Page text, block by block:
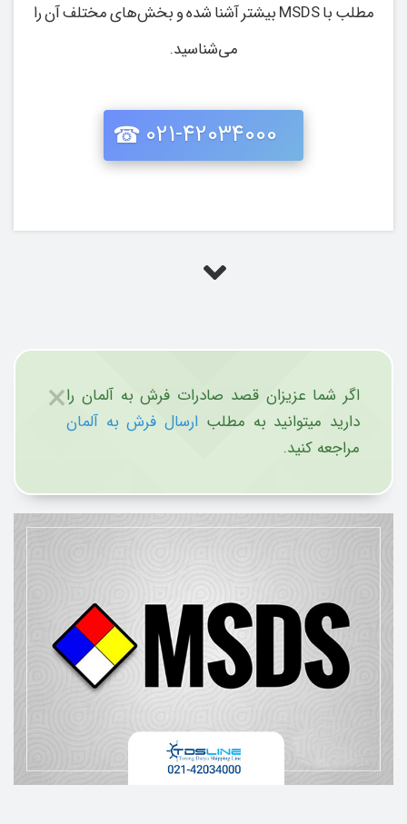
مطلب با MSDS بیشتر آشنا شده و بخش‌های مختلف آن را
می‌شناسید.
021-42034000
×اگر شما عزیزان قصد صادرات فرش به آلمان را
دارید میتوانید به مطلب ارسال فرش به آلمان
مراجعه کنید.